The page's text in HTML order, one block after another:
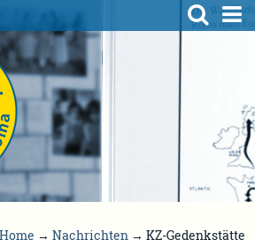
Home → Nachrichten → KZ-Gedenkstätte